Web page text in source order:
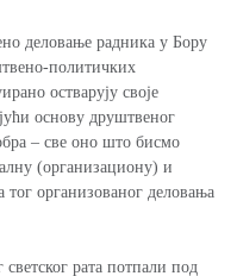
деловање радника у Бору
политичких
остварују своје
основу друштвеног
– све оно што бисмо
(организациону) и
тог организованог деловања
рата потпали под